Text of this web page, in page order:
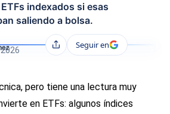
indexados si esas
saliendo a bolsa.
CompartirSeguir en
pero tiene una lectura muy
en ETFs: algunos índices